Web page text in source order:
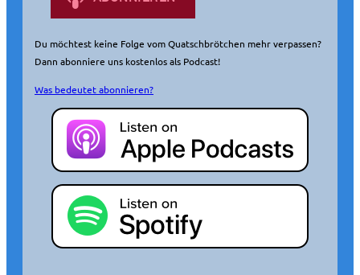
Du möchtest keine Folge vom Quatschbrötchen mehr verpassen?
Dann abonniere uns kostenlos als Podcast!
Was bedeutet abonnieren?